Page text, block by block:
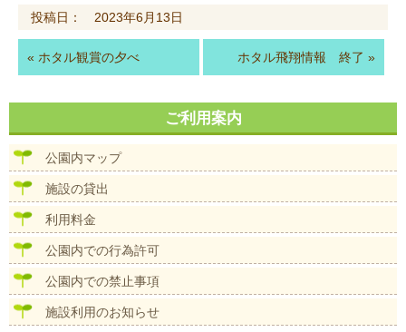
投稿日： 2023年6月13日
« ホタル観賞の夕べ ホタル飛翔情報 終了 »
ご利用案内
公園内マップ
施設の貸出
利用料金
公園内での行為許可
公園内での禁止事項
施設利用のお知らせ